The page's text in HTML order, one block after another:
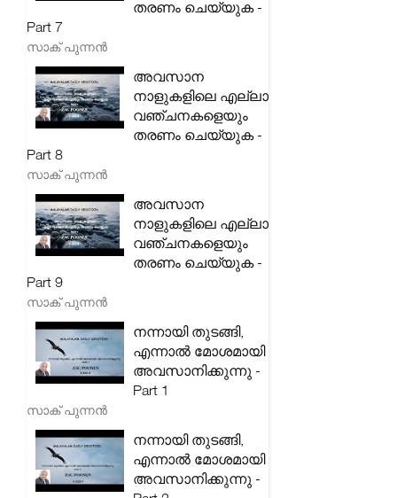
തരണം ചെയ്യുക -
Part 7
സാക് പുന്നൻ
അവസാന
നാളുകളിലെ എല്ലാ
വഞ്ചനകളെയും
തരണം ചെയ്യുക -
Part 8
സാക് പുന്നൻ
അവസാന
നാളുകളിലെ എല്ലാ
വഞ്ചനകളെയും
തരണം ചെയ്യുക -
Part 9
സാക് പുന്നൻ
നന്നായി തുടങ്ങി,
എന്നാൽ മോശമായി
അവസാനിക്കുന്നു -
Part 1
സാക് പുന്നൻ
നന്നായി തുടങ്ങി,
എന്നാൽ മോശമായി
അവസാനിക്കുന്നു -